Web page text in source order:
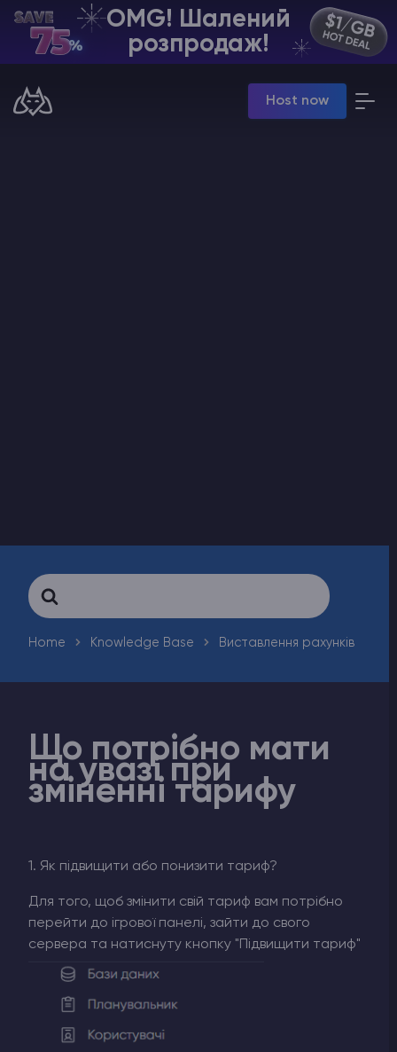
OMG! Шалений
розпродаж!
Host now
UA | USD
Manage your servers & payments
Search
For
Home Knowledge Base Виставлення рахунків
Що потрібно мати
на увазі при
зміненні тарифу
1. Як підвищити або понизити тариф?
Для того, щоб змінити свій тариф вам потрібно
перейти до ігрової панелі, зайти до свого
сервера та натиснуту кнопку "Підвищити тариф"